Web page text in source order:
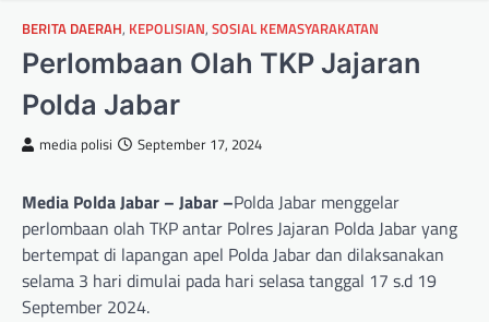
BERITA DAERAH, KEPOLISIAN, SOSIAL KEMASYARAKATAN
Perlombaan Olah TKP Jajaran
Polda Jabar
media polisi September 17, 2024
Media Polda Jabar – Jabar –Polda Jabar menggelar
perlombaan olah TKP antar Polres Jajaran Polda Jabar yang
bertempat di lapangan apel Polda Jabar dan dilaksanakan
selama 3 hari dimulai pada hari selasa tanggal 17 s.d 19
September 2024.